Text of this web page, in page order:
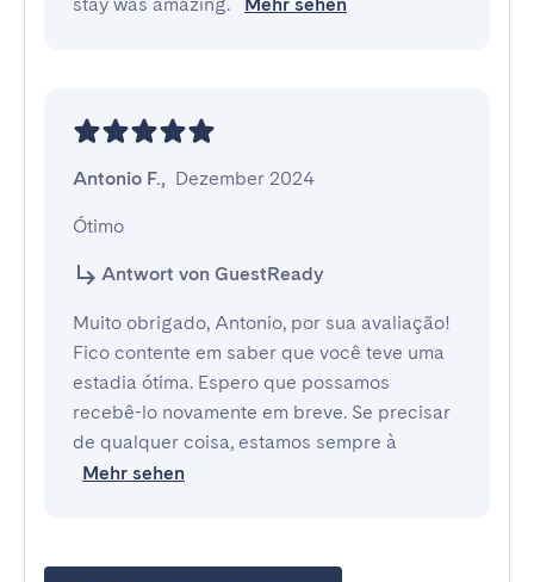
Antonio F., Dezember 2024
Ótimo
Antwort von GuestReady
Muito obrigado, Antonio, por sua avaliação!
Fico contente em saber que você teve uma
estadia ótima. Espero que possamos
recebê-lo novamente em breve. Se precisar
de qualquer coisa, estamos sempre à
Mehr sehen